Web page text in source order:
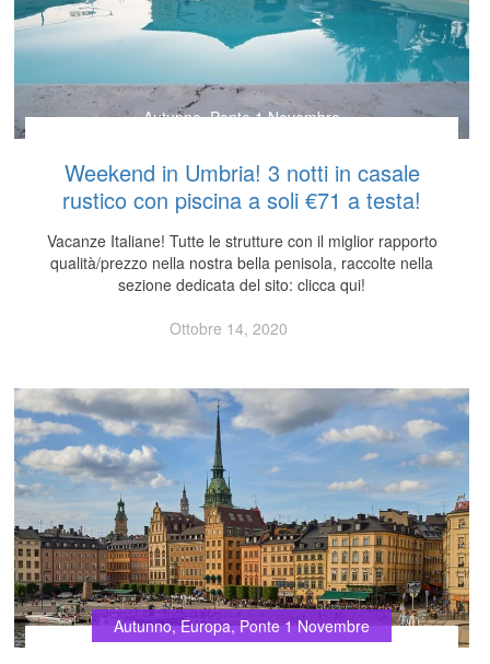
Autunno,Ponte 1 Novembre
Weekend in Umbria! 3 notti in casale
rustico con piscina a soli €71 a testa!
Vacanze Italiane! Tutte le strutture con il miglior rapporto
qualità/prezzo nella nostra bella penisola, raccolte nella
sezione dedicata del sito: clicca qui!
Ottobre 14, 2020
Autunno,Europa,Ponte 1 Novembre